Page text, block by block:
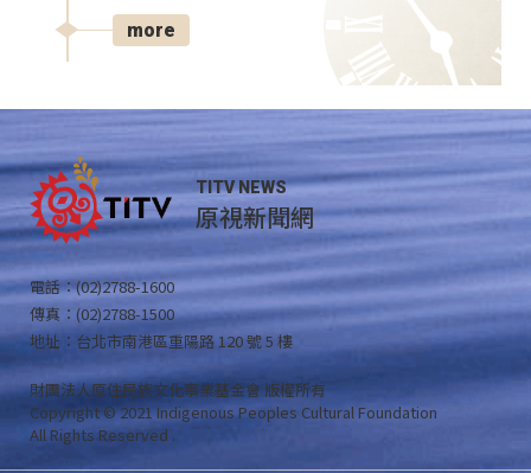
more
TITV NEWS
原視新聞網
電話：(02)2788-1600
傳真：(02)2788-1500
地址：台北市南港區重陽路 120 號 5 樓
財團法人原住民族文化事業基金會 版權所有
Copyright © 2021 Indigenous Peoples Cultural Foundation
All Rights Reserved .